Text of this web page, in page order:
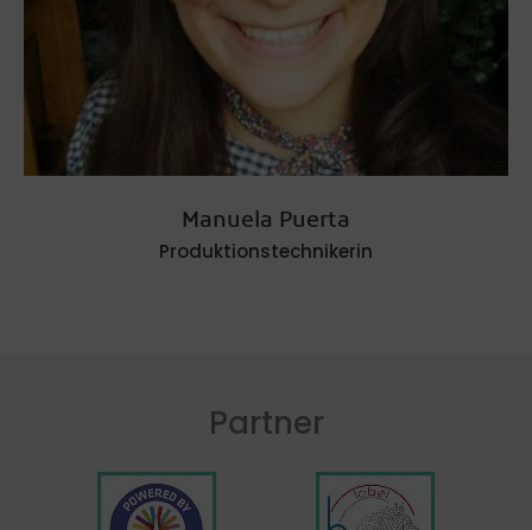
Manuela Puerta
Produktionstechnikerin
Partner